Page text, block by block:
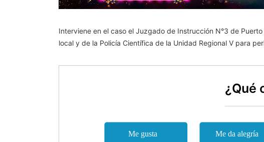
Interviene en el caso el Juzgado de Instrucción N°3 de
local y de la Policía Científica de la Unidad Regional V para
¿Qué